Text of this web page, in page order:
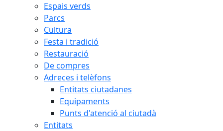
Espais verds
Parcs
Cultura
Festa i tradició
Restauració
De compres
Adreces i telèfons
Entitats ciutadanes
Equipaments
Punts d'atenció al ciutadà
Entitats